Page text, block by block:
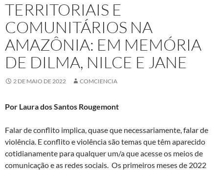
TERRITORIAIS E
COMUNITÁRIOS NA
AMAZÔNIA: EM MEMÓRIA
DE DILMA, NILCE E JANE
2 DE MAIO DE 2022 COMCIENCIA
Por Laura dos Santos Rougemont
Falar de conflito implica, quase que necessariamente, falar de
violência. E conflito e violência são temas que têm aparecido
cotidianamente para qualquer um/a que acesse os meios de
comunicação e as redes sociais. Os primeiros meses de 2022